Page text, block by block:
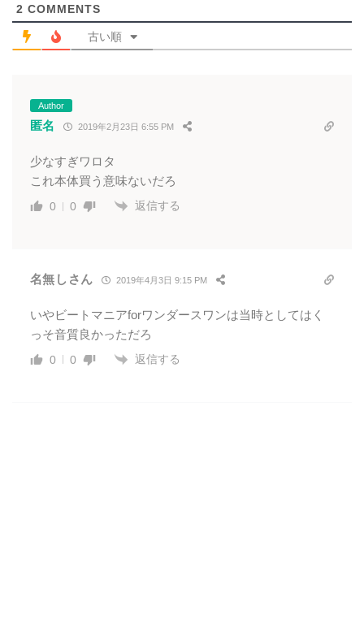
2 COMMENTS
古い順
Author
匿名 2019年2月23日 6:55 PM
少なすぎワロタ
これ本体買う意味ないだろ
0 0 返信する
名無しさん 2019年4月3日 9:15 PM
いやビートマニアforワンダースワンは当時としてはく
っそ音質良かっただろ
0 0 返信する